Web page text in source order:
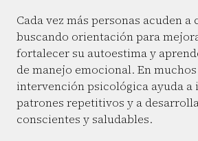
Cada vez más personas acuden a
buscando orientación para
fortalecer su autoestima y
de manejo emocional. En
intervención psicológica ayuda
patrones repetitivos y a
conscientes y saludables.